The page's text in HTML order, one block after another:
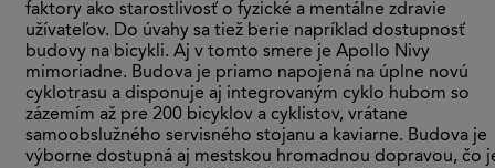
faktory ako starostlivosť o fyzické a mentálne zdravie
užívateľov. Do úvahy sa tiež berie napríklad dostupnosť
budovy na bicykli. Aj v tomto smere je Apollo Nivy
mimoriadne. Budova je priamo napojená na úplne novú
cyklotrasu a disponuje aj integrovaným cyklo hubom so
zázemím až pre 200 bicyklov a cyklistov, vrátane
samoobslužného servisného stojanu a kaviarne. Budova je
výborne dostupná aj mestskou hromadnou dopravou, čo